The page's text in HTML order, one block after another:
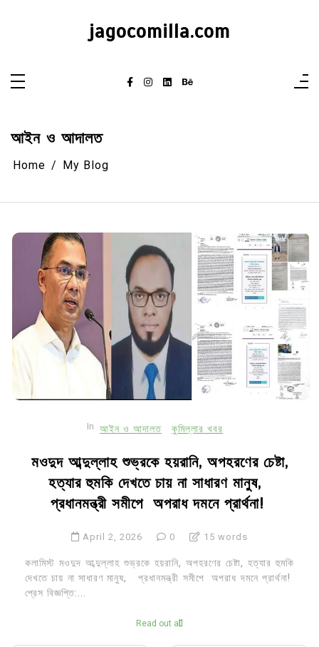
jagocomilla.com
আইন ও আদালত
Home My Blog
In আইন ও আদালত কুমিল্লার খবর
মওদুদ আব্দুল্লাহ শুভ্রকে হয়রানি, অপহরণের চেষ্টা,
হত্যার হুমকি দেখতে চায় না সাধারণ মানুষ,
প্রধানমন্ত্রী সমীপে অপরাধ দমনে প্রার্থনা!
April 2, 2026 0 15 words
কলামিস্ট মওদুদ আব্দুল্লাহ শুভ্রকে হয়রানি, অপহরণের চেষ্টা, হত্যার হুমকি
দেখতে চায় না সাধারণ মানুষ, প্রধানমন্ত্রী সমীপে অপরাধ দমনে প্রার্থনা!
প্রেস বিজ্ঞপ্তি:...
Read out all